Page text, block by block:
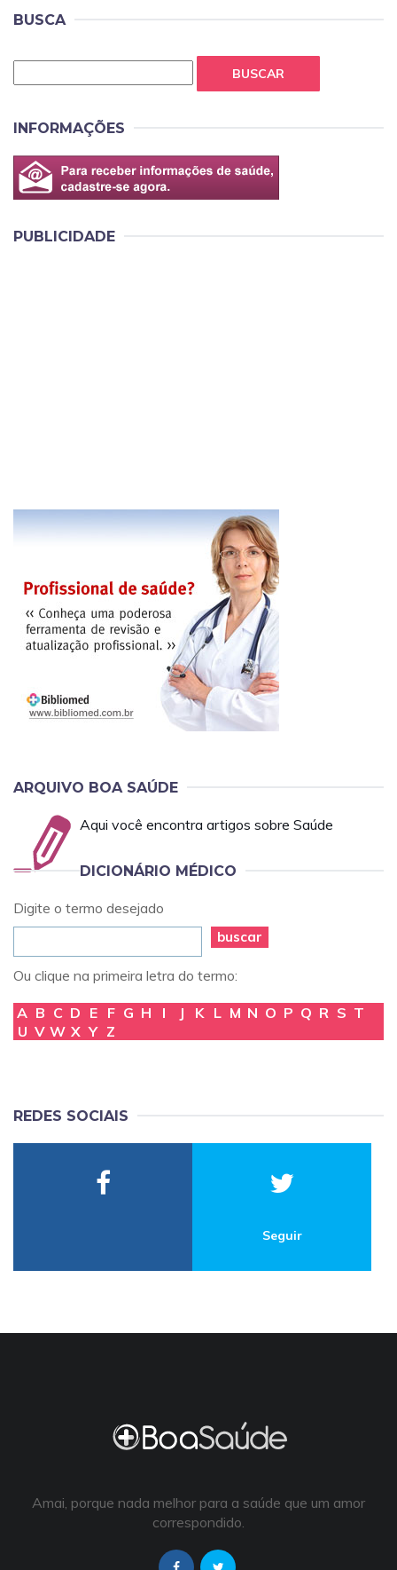
BUSCA
BUSCAR
INFORMAÇÕES
PUBLICIDADE
ARQUIVO BOA SAÚDE
Aqui você encontra artigos sobre Saúde
DICIONÁRIO MÉDICO
Digite o termo desejado
buscar
Ou clique na primeira letra do termo:
A B C D E F G H I J K L M N O P Q R S T
U V W X Y Z
REDES SOCIAIS
Seguir
Amai, porque nada melhor para a saúde que um amor
correspondido.